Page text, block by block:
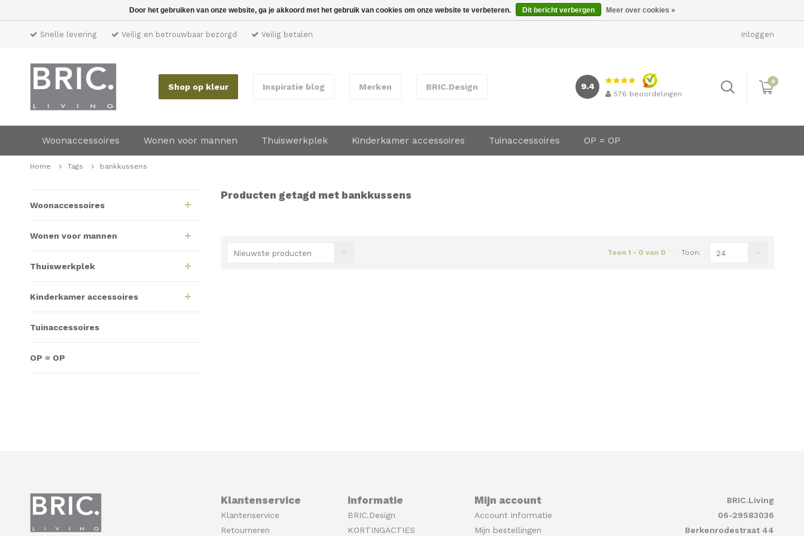
Snelle levering Veilig en betrouwbaar bezorgd Veilig betalen Inloggen
Shop op kleur Inspiratie blog Merken BRIC.Design 9.4
576 beoordelingen
0
Woonaccessoires Wonen voor mannen Thuiswerkplek Kinderkamer accessoires Tuinaccessoires OP = OP
Home Tags bankkussens
Woonaccessoires
Wonen voor mannen
Thuiswerkplek
Kinderkamer accessoires
Tuinaccessoires
OP = OP
Producten getagd met bankkussens
Nieuwste producten Toon 1 - 0 van 0 Toon: 24
Klantenservice
Klantenservice
Retourneren
Informatie
BRIC.Design
KORTINGACTIES
Mijn account
Account informatie
Mijn bestellingen
BRIC.Living
06-29583036
Berkenrodestraat 44
Door het gebruiken van onze website, ga je akkoord met het gebruik van cookies om onze website te verbeteren. Dit bericht verbergen Meer over cookies »